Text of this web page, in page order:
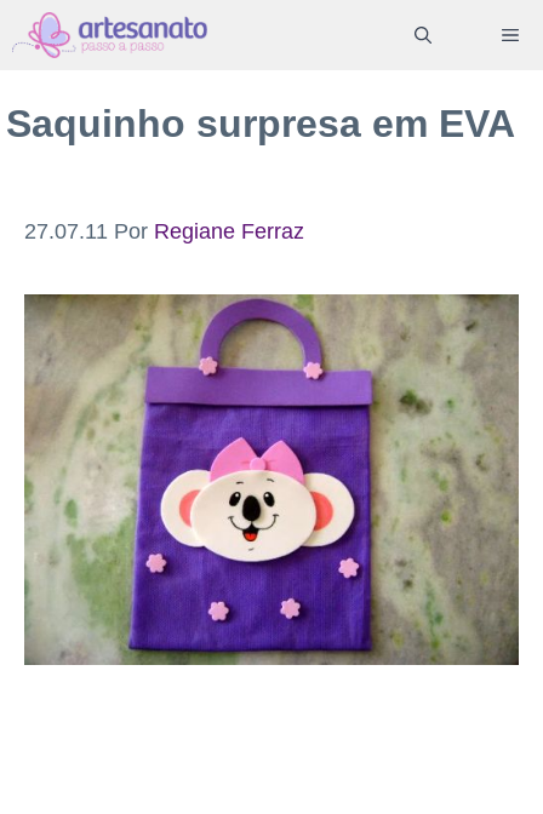
Pular
para
conteúdo
Saquinho surpresa em EVA
27.07.11 Por Regiane Ferraz